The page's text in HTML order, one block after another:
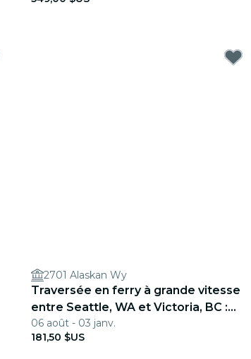
2701 Alaskan Wy
Traversée en ferry à grande vitesse
entre Seattle, WA et Victoria, BC :
ALLER
06 août - 03 janv.
181,50 $US